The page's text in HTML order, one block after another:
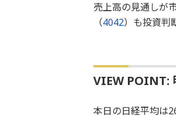
売上高の見通しが
（4042）も投資判
VIEW POINT:
本日の日経平均は